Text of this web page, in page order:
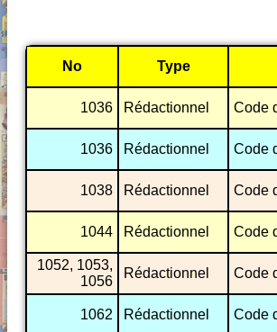
No Type
1036 Rédactionnel Code
1036 Rédactionnel Code
1038 Rédactionnel Code
1044 Rédactionnel Code
1052, 1053,
1056
Rédactionnel Code
1062 Rédactionnel Code